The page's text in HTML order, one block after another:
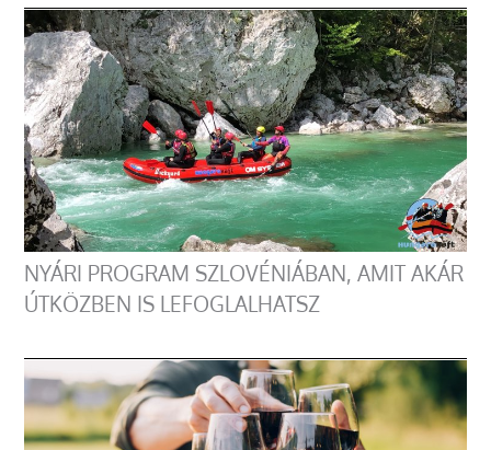
NYÁRI PROGRAM SZLOVÉNIÁBAN, AMIT AKÁR
ÚTKÖZBEN IS LEFOGLALHATSZ